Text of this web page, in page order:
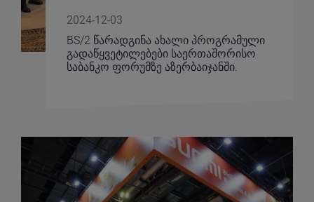
2024-12-03
BS/2 წარადგინა ახალი პროგრამული
გადაწყვეტილებები საერთაშორისო
საბანკო ფორუმზე აზერბაიჯანში.